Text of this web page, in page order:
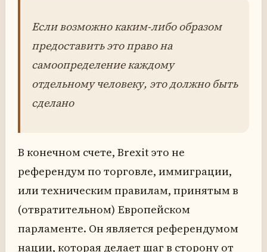
Если возможно каким-либо образом
предоставить это право на
самоопределение каждому
отдельному человеку, это должно быть
сделано
В конечном счете, Brexit это не
референдум по торговле, иммиграции,
или техническим правилам, принятым в
(отвратительном) Европейском
парламенте. Он является референдумом
нации, которая делает шаг в сторону от